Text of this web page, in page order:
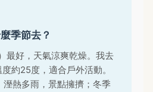
季節去？
最好，天氣涼爽乾燥。我去
約25度，適合戶外活動。
熱多雨，景點擁擠；冬季